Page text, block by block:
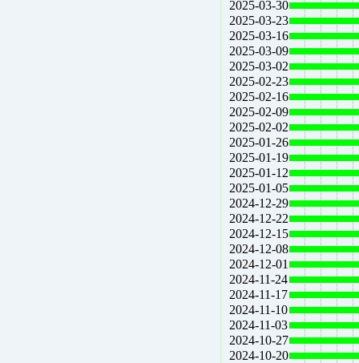
2025-03-30
2025-03-23
2025-03-16
2025-03-09
2025-03-02
2025-02-23
2025-02-16
2025-02-09
2025-02-02
2025-01-26
2025-01-19
2025-01-12
2025-01-05
2024-12-29
2024-12-22
2024-12-15
2024-12-08
2024-12-01
2024-11-24
2024-11-17
2024-11-10
2024-11-03
2024-10-27
2024-10-20